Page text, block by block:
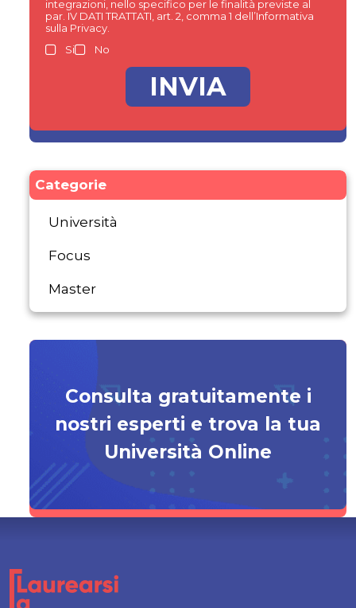
integrazioni, nello specifico per le finalità previste al
par. IV DATI TRATTATI, art. 2, comma 1 dell’Informativa
sulla Privacy.
Si
No
Categorie
Università
Focus
Master
Consulta gratuitamente i
nostri esperti e trova la tua
Università Online